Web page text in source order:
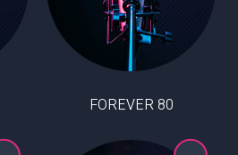
80 FOREVER